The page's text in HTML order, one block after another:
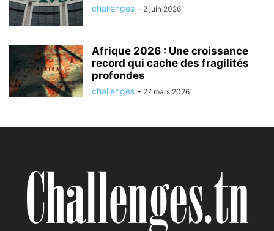
challenges - 2 juin 2026
Afrique 2026 : Une croissance
record qui cache des fragilités
profondes
challenges - 27 mars 2026